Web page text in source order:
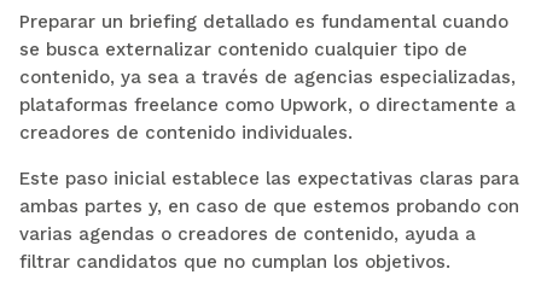
Preparar un briefing detallado es fundamental cuando
se busca externalizar contenido cualquier tipo de
contenido, ya sea a través de agencias especializadas,
plataformas freelance como Upwork, o directamente a
creadores de contenido individuales.
Este paso inicial establece las expectativas claras para
ambas partes y, en caso de que estemos probando con
varias agendas o creadores de contenido, ayuda a
filtrar candidatos que no cumplan los objetivos.